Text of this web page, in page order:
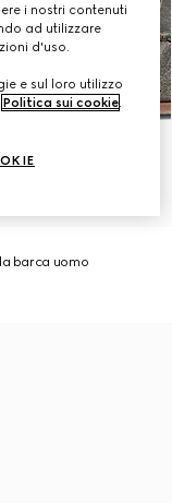
barca uomo
i nostri contenuti
ad utilizzare
d'uso.
e sul loro utilizzo
Politica sui cookie